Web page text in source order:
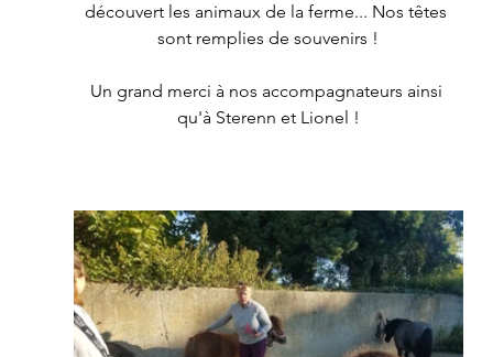
découvert les animaux de la ferme... Nos têtes
sont remplies de souvenirs !
Un grand merci à nos accompagnateurs ainsi
qu'à Sterenn et Lionel !